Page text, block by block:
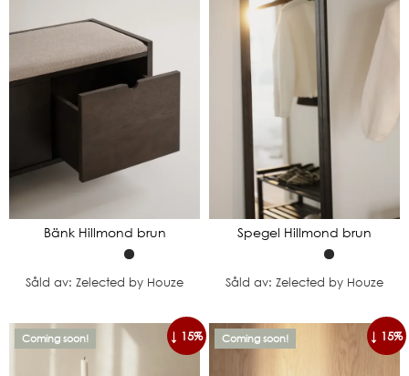
Bänk Hillmond brun
Såld av: Zelected by Houze
Spegel Hillmond brun
Såld av: Zelected by Houze
Coming soon! ↓ 15% Coming soon! ↓ 15%